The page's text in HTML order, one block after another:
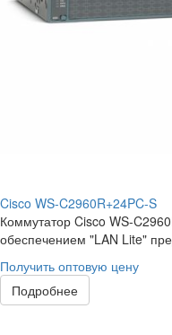
Cisco WS-C2960R+24PC-S
Коммутатор Cisco WS-
обеспечением "LAN Lite"
Получить оптовую цену
Подробнее